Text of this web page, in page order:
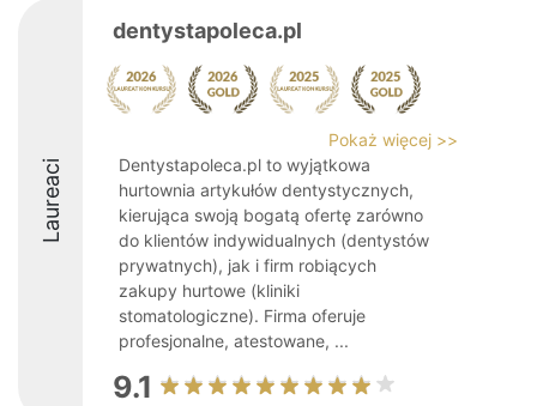
Laureaci
dentystapoleca.pl
Pokaż więcej >>
Dentystapoleca.pl to wyjątkowa
hurtownia artykułów dentystycznych,
kierująca swoją bogatą ofertę zarówno
do klientów indywidualnych (dentystów
prywatnych), jak i firm robiących
zakupy hurtowe (kliniki
stomatologiczne). Firma oferuje
profesjonalne, atestowane, ...
9.1